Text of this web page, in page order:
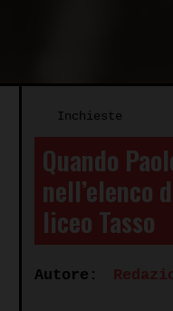
Inchieste
Quando
nell’elenco
liceo Tasso
Autore: